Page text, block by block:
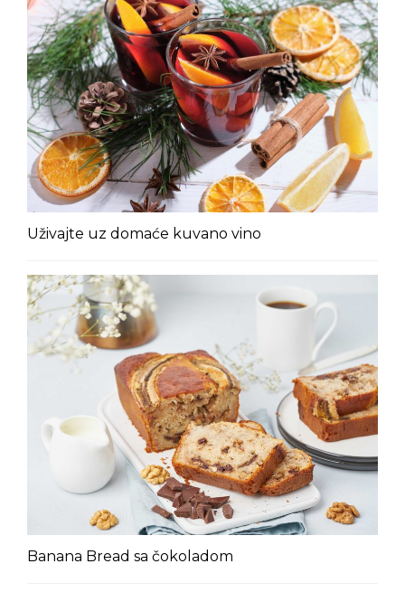
Uživajte uz domaće kuvano vino
Banana Bread sa čokoladom